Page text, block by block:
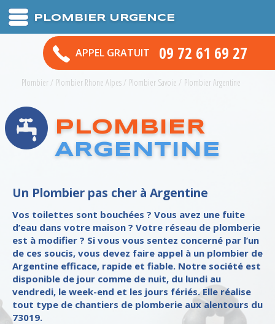
PLOMBIER URGENCE
APPEL GRATUIT 09 72 61 69 27
Plombier/ Plombier Rhone Alpes/ Plombier Savoie / Plombier Argentine
PLOMBIER
ARGENTINE
Un Plombier pas cher à Argentine
Vos toilettes sont bouchées ? Vous avez une fuite
d’eau dans votre maison ? Votre réseau de plomberie
est à modifier ? Si vous vous sentez concerné par l’un
de ces soucis, vous devez faire appel à un plombier de
Argentine efficace, rapide et fiable. Notre société est
disponible de jour comme de nuit, du lundi au
vendredi, le week-end et les jours fériés. Elle réalise
tout type de chantiers de plomberie aux alentours du
73019.